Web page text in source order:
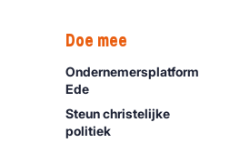
Doe mee
Ondernemersplatform
Ede
Steun christelijke
politiek